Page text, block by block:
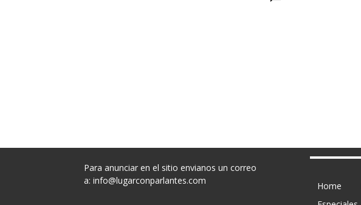
Para anunciar en el sitio envianos un correo
a: info@lugarconparlantes.com Home